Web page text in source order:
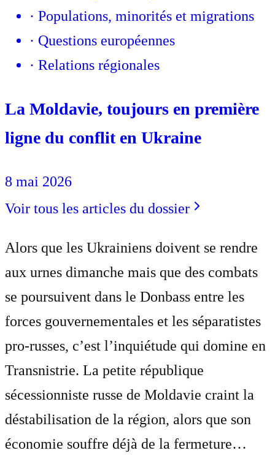
· Populations, minorités et migrations
· Questions européennes
· Relations régionales
La Moldavie, toujours en première
ligne du conflit en Ukraine
8 mai 2026
Voir tous les articles du dossier
Alors que les Ukrainiens doivent se rendre
aux urnes dimanche mais que des combats
se poursuivent dans le Donbass entre les
forces gouvernementales et les séparatistes
pro-russes, c’est l’inquiétude qui domine en
Transnistrie. La petite république
sécessionniste russe de Moldavie craint la
déstabilisation de la région, alors que son
économie souffre déjà de la fermeture…